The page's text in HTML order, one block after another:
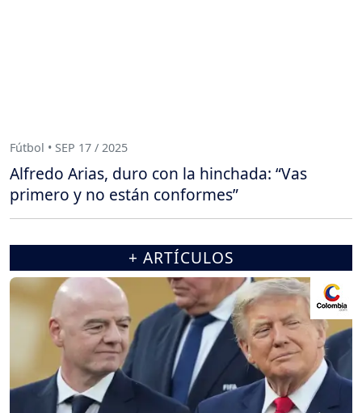
Fútbol • SEP 17 / 2025
Alfredo Arias, duro con la hinchada: “Vas
primero y no están conformes”
+ ARTÍCULOS